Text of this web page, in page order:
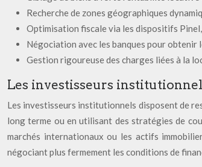
Recherche de zones géographiques
Optimisation fiscale via les dispositifs
Négociation avec les banques pour obtenir
Gestion rigoureuse des charges liées à la
Les investisseurs
Les investisseurs institutionnels disposent de
long terme ou en utilisant des stratégies de
marchés internationaux ou les actifs
négociant plus fermement les conditions de